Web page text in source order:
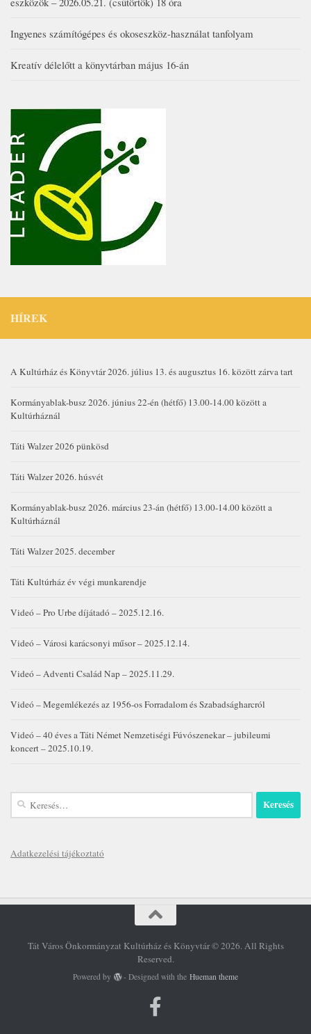
Ingyenes számítógépes és okoseszköz-használat tanfolyam
Kreatív délelőtt a könyvtárban május 16-án
HÍREK
A Kultúrház és Könyvtár 2026. július 13. és augusztus 16. között zárva tart
Kormányablak-busz 2026. június 22-én (hétfő) 13.00-14.00 között a
Kultúrháznál
Táti Walzer 2026 pünkösd
Táti Walzer 2026. húsvét
Kormányablak-busz 2026. március 23-án (hétfő) 13.00-14.00 között a
Kultúrháznál
Táti Walzer 2025. december
Táti Kultúrház év végi munkarendje
Videó – Pro Urbe díjátadó – 2025.12.16.
Videó – Városi karácsonyi műsor – 2025.12.14.
Videó – Adventi Család Nap – 2025.11.29.
Videó – Megemlékezés az 1956-os Forradalom és Szabadságharcról
Videó – 40 éves a Táti Német Nemzetiségi Fúvószenekar – jubileumi
koncert – 2025.10.19.
Keresés:
Adatkezelési tájékoztató
Tát Város Önkormányzat Kultúrház és Könyvtár © 2026. All Rights
Reserved.
Powered by - Designed with theHueman theme